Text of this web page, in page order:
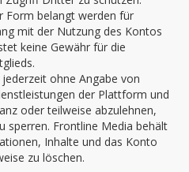
Form belangt werden für
mit der Nutzung des Kontos
keine Gewähr für die
ohne Angabe von
der Plattform und
oder teilweise abzulehnen,
sperren. Frontline Media behält
Inhalte und das Konto
zu löschen.